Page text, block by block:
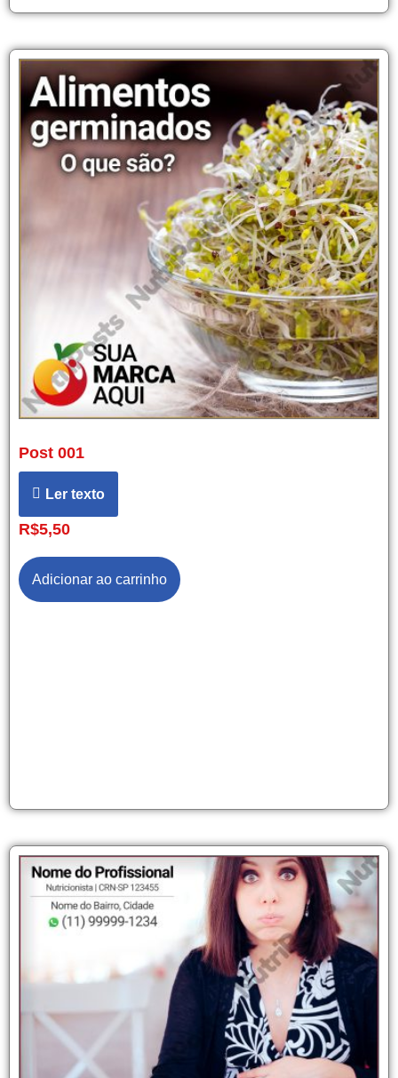
Post 001
Ler texto
R$5,50
Adicionar ao carrinho